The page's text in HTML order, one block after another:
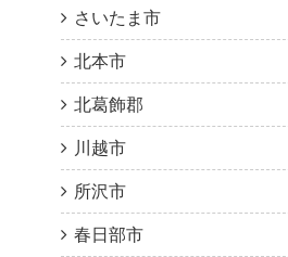
さいたま市
北本市
北葛飾郡
川越市
所沢市
春日部市